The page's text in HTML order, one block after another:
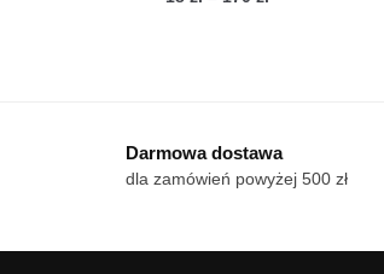
wariantów.
Opcje
wybrać
Darmowa dostawa
dla zamówień powyżej 500 zł